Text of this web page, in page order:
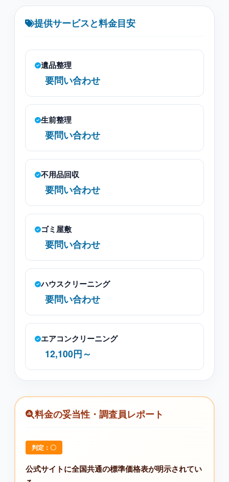
提供サービスと料金目安
遺品整理
要問い合わせ
生前整理
要問い合わせ
不用品回収
要問い合わせ
ゴミ屋敷
要問い合わせ
ハウスクリーニング
要問い合わせ
エアコンクリーニング
12,100円～
料金の妥当性・調査員レポート
判定：〇
公式サイトに全国共通の標準価格表が明示されてい